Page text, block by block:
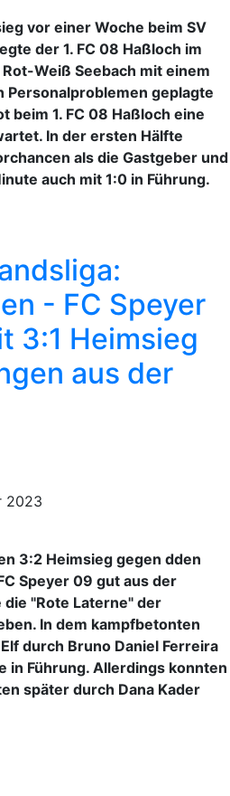
vor einer Woche beim SV
der 1. FC 08 Haßloch im
Weiß Seebach mit einem
Personalproblemen geplagte
beim 1. FC 08 Haßloch eine
In der ersten Hälfte
als die Gastgeber und
auch mit 1:0 in Führung.
- FC Speyer
3:1 Heimsieg
aus der
2023
3:2 Heimsieg gegen dden
Speyer 09 gut aus der
"Rote Laterne" der
In dem kampfbetonten
durch Bruno Daniel Ferreira
in Führung. Allerdings konnten
später durch Dana Kader